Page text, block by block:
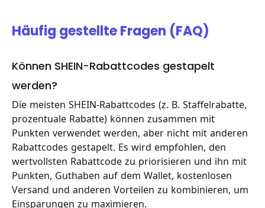
Häufig gestellte Fragen (FAQ)
Können SHEIN-Rabattcodes gestapelt
werden?
Die meisten SHEIN-Rabattcodes (z. B. Staffelrabatte,
prozentuale Rabatte) können zusammen mit
Punkten verwendet werden, aber nicht mit anderen
Rabattcodes gestapelt. Es wird empfohlen, den
wertvollsten Rabattcode zu priorisieren und ihn mit
Punkten, Guthaben auf dem Wallet, kostenlosen
Versand und anderen Vorteilen zu kombinieren, um
Einsparungen zu maximieren.